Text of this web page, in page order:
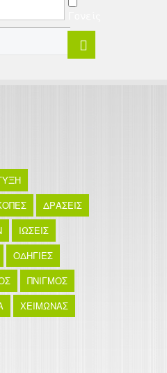
ΔΡΑΣΕΙΣ
ΙΩΣΕΙΣ
ΟΔΗΓΙΕΣ
ΠΝΙΓΜΟΣ
ΧΕΙΜΩΝΑΣ